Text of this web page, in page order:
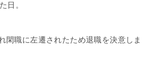
日。
閑職に左遷されたため退職を決意しま